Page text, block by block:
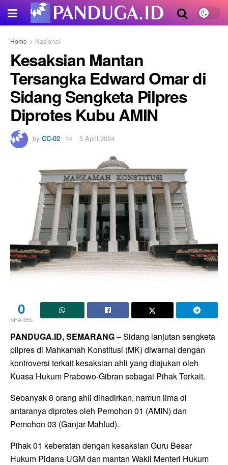
Home Nasional
Kesaksian Mantan
Tersangka Edward Omar di
Sidang Sengketa Pilpres
Diprotes Kubu AMIN
by CC-02 5 April 2024
0
SHARES
PANDUGA.ID, SEMARANG– Sidang lanjutan sengketa
pilpres di Mahkamah Konstitusi (MK) diwarnai dengan
kontroversi terkait kesaksian ahli yang diajukan oleh
Kuasa Hukum Prabowo-Gibran sebagai Pihak Terkait.
Sebanyak 8 orang ahli dihadirkan, namun lima di
antaranya diprotes oleh Pemohon 01 (AMIN) dan
Pemohon 03 (Ganjar-Mahfud).
Pihak 01 keberatan dengan kesaksian Guru Besar
Hukum Pidana UGM dan mantan Wakil Menteri Hukum